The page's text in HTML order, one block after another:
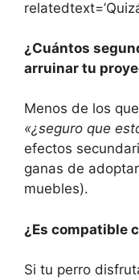
¿Cuántos
arruinar tu
Menos de los
«¿seguro que
efectos
ganas de
muebles).
¿Es compatible
Si tu perro